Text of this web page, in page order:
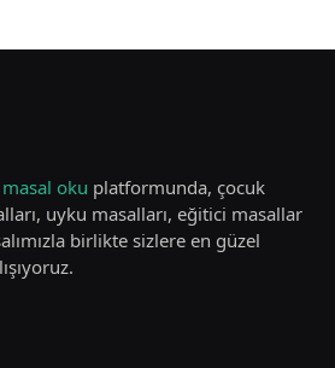
masal oku platformunda, çocuk
uyku masalları, eğitici masallar
birlikte sizlere en güzel